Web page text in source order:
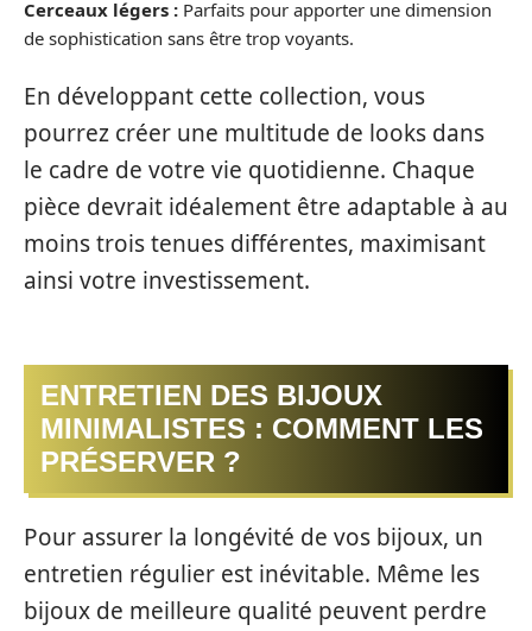
Cerceaux légers : Parfaits pour apporter une dimension
de sophistication sans être trop voyants.
En développant cette collection, vous
pourrez créer une multitude de looks dans
le cadre de votre vie quotidienne. Chaque
pièce devrait idéalement être adaptable à au
moins trois tenues différentes, maximisant
ainsi votre investissement.
ENTRETIEN DES BIJOUX
MINIMALISTES : COMMENT LES
PRÉSERVER ?
Pour assurer la longévité de vos bijoux, un
entretien régulier est inévitable. Même les
bijoux de meilleure qualité peuvent perdre